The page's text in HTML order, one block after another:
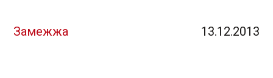
Замежжа 13.12.2013